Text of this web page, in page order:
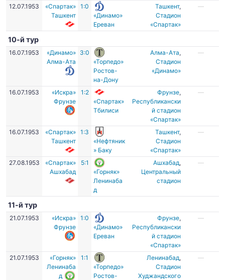
12.07.1953
«Спартак»
Ташкент
1:0
«Динамо»
Ереван
Ташкент,
Стадион
«Спартак»
—
10-й тур
16.07.1953
«Динамо»
Алма-Ата
3:0
«Торпедо»
Ростов-
на-Дону
Алма-Ата,
Стадион
«Динамо»
—
16.07.1953
«Искра»
Фрунзе
1:2
«Спартак»
Тбилиси
Фрунзе,
Республикански
й стадион
«Спартак»
—
16.07.1953
«Спартак»
Ташкент
1:3
«Нефтяник
» Баку
Ташкент,
Стадион
«Спартак»
—
27.08.1953
«Спартак»
Ашхабад
5:1
«Горняк»
Ленинаба
д
Ашхабад,
Центральный
стадион
—
11-й тур
21.07.1953
«Искра»
Фрунзе
1:0
«Динамо»
Ереван
Фрунзе,
Республикански
й стадион
«Спартак»
—
21.07.1953
«Горняк»
Ленинаба
д
1:1
«Торпедо»
Ростов-
Ленинабад,
Стадион
Худжандского
—